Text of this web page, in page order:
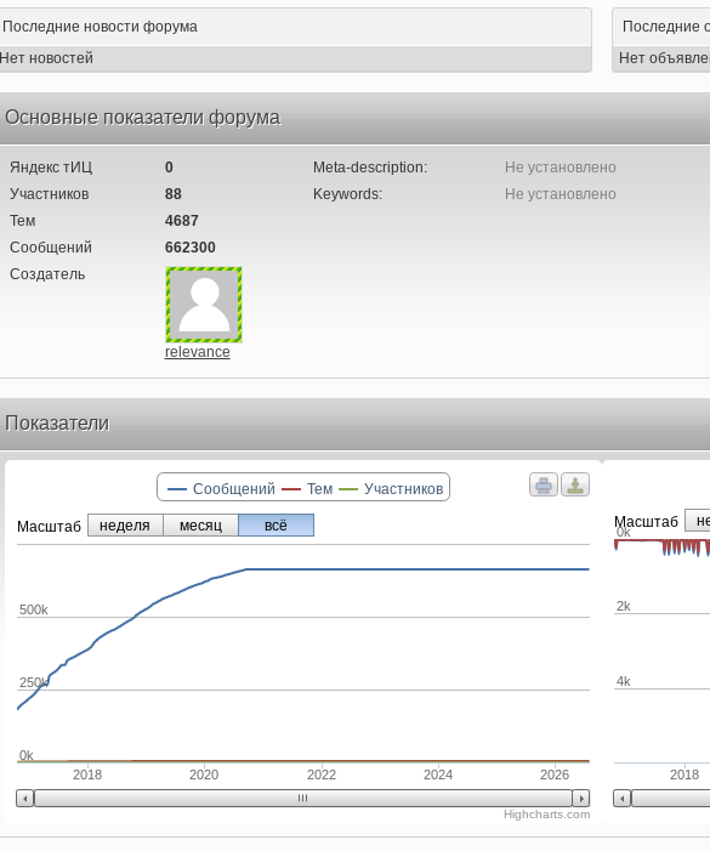
Последние
Нет
Последние новости форума
Нет новостей
Основные показатели форума
Яндекс тИЦ
0
Участников
88
Тем
4687
Сообщений
662300
Создатель
relevance
Meta-description:
Не установлено
Keywords:
Не установлено
Показатели
Маcштаб
2018 2020 2022 2024 2026
0k
250k
500k
Highcharts.com
Сообщений Тем Участников
неделя месяц всё Маcштаб
2018
0k
2k
4k